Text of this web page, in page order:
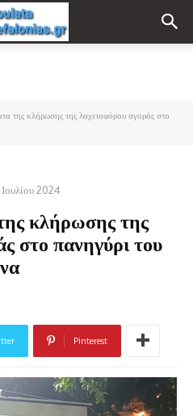
της κλήρωσης της λαχειοφόρου αγοράς στο
2024
κλήρωσης της
στο πανηγύρι του
Pinterest